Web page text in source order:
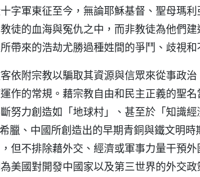
字軍東征至今，無論耶穌基督、聖母瑪
徒的血海與冤仇之中，而非教徒為他們
帶來的浩劫尤勝過種姓間的爭鬥、歧視和
依附宗教以騙取其資源與信眾來從事政
作的常規。藉宗教自由和民主正義的聖
努力創造如「地球村」、甚至於「知
、中國所創造出的早期青銅與鐵文明時
但不排除藉外交、經濟或軍事力量干預
美國對開發中國家以及第三世界的外交